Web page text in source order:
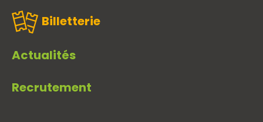
Billetterie
Actualités
Recrutement